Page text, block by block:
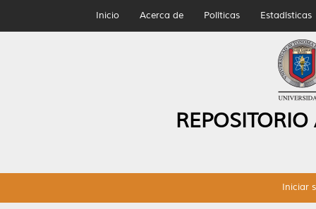
Inicio Acerca de Políticas Estadísticas
Iniciar